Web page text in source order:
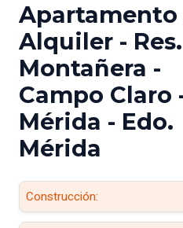
Apartamento
Alquiler -
Montañera -
Campo Claro
Mérida - Edo.
Mérida
Construcción: